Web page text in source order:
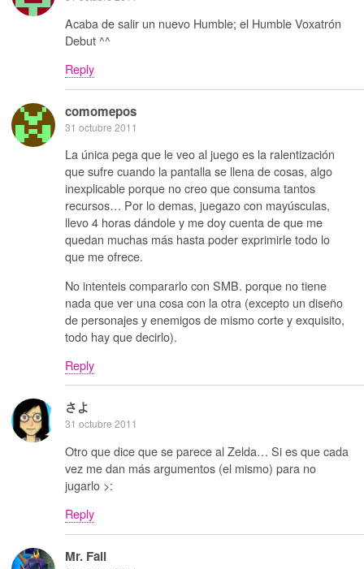
Acaba de salir un nuevo Humble; el Humble Voxatrón
Debut ^^
Reply
comomepos
31 octubre 2011
La única pega que le veo al juego es la ralentización
que sufre cuando la pantalla se llena de cosas, algo
inexplicable porque no creo que consuma tantos
recursos… Por lo demas, juegazo con mayúsculas,
llevo 4 horas dándole y me doy cuenta de que me
quedan muchas más hasta poder exprimirle todo lo
que me ofrece.
No intenteis compararlo con SMB. porque no tiene
nada que ver una cosa con la otra (excepto un diseño
de personajes y enemigos de mismo corte y exquisito,
todo hay que decirlo).
Reply
さよ
31 octubre 2011
Otro que dice que se parece al Zelda… Si es que cada
vez me dan más argumentos (el mismo) para no
jugarlo >:
Reply
Mr. Fail